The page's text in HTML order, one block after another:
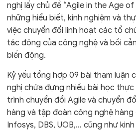
nghị lấy chủ đề “Agile in the Age
những hiểu biết, kinh nghiệm và
việc chuyển đổi linh hoạt các tổ
tác động của công nghệ và bối
biến động.
Kỷ yếu tổng hợp 09 bài tham luận
nghị chứa đựng nhiều bài học
trình chuyển đổi Agile và chuyển
hàng và tập đoàn công nghệ
Infosys, DBS, UOB,… cũng như